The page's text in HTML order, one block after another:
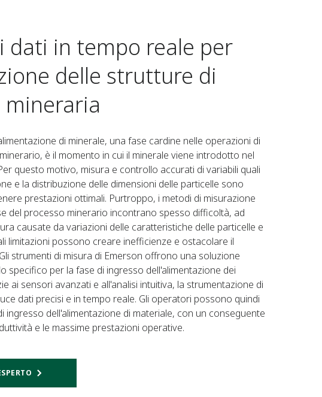
dati in tempo reale per
delle strutture di
di minerale, una fase cardine nelle operazioni di
è il momento in cui il minerale viene introdotto nel
questo motivo, misura e controllo accurati di variabili quali
e la distribuzione delle dimensioni delle particelle sono
prestazioni ottimali. Purtroppo, i metodi di misurazione
del processo minerario incontrano spesso difficoltà, ad
causate da variazioni delle caratteristiche delle particelle e
limitazioni possono creare inefficienze e ostacolare il
strumenti di misura di Emerson offrono una soluzione
specifico per la fase di ingresso dell'alimentazione dei
ai sensori avanzati e all'analisi intuitiva, la strumentazione di
dati precisi e in tempo reale. Gli operatori possono quindi
ingresso dell'alimentazione di materiale, con un conseguente
e le massime prestazioni operative.